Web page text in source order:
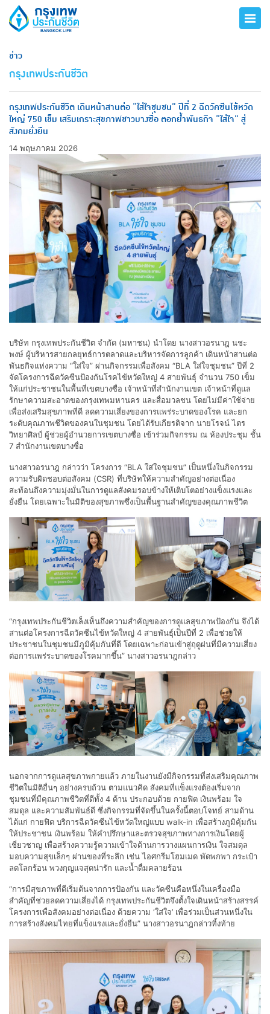
ข่าว
กรุงเทพประกันชีวิต
กรุงเทพประกันชีวิต เดินหน้าสานต่อ “ใส่ใจชุมชน” ปีที่ 2 ฉีดวัคซีนไข้หวัด
ใหญ่ 750 เข็ม เสริมเกราะสุขภาพชาวบางซื่อ ตอกย้ำพันธกิจ “ใส่ใจ” สู่
สังคมยั่งยืน
14 พฤษภาคม 2026
บริษัท กรุงเทพประกันชีวิต จำกัด (มหาชน) นำโดย นางสาวอรนาฎ นชะ
พงษ์ ผู้บริหารสายกลยุทธ์การตลาดและบริหารจัดการลูกค้า เดินหน้าสานต่อ
พันธกิจแห่งความ “ใส่ใจ” ผ่านกิจกรรมเพื่อสังคม “BLA ใส่ใจชุมชน” ปีที่ 2
จัดโครงการฉีดวัคซีนป้องกันโรคไข้หวัดใหญ่ 4 สายพันธุ์ จำนวน 750 เข็ม
ให้แก่ประชาชนในพื้นที่เขตบางซื่อ เจ้าหน้าที่สำนักงานเขต เจ้าหน้าที่ดูแล
รักษาความสะอาดของกรุงเทพมหานคร และสื่อมวลชน โดยไม่มีค่าใช้จ่าย
เพื่อส่งเสริมสุขภาพที่ดี ลดความเสี่ยงของการแพร่ระบาดของโรค และยก
ระดับคุณภาพชีวิตของคนในชุมชน โดยได้รับเกียรติจาก นายโรจน์ ไตร
วิทยาศิลป์ ผู้ช่วยผู้อำนวยการเขตบางซื่อ เข้าร่วมกิจกรรม ณ ห้องประชุม ชั้น
7 สำนักงานเขตบางซื่อ
นางสาวอรนาฎ กล่าวว่า โครงการ “BLA ใส่ใจชุมชน” เป็นหนึ่งในกิจกรรม
ความรับผิดชอบต่อสังคม (CSR) ที่บริษัทให้ความสำคัญอย่างต่อเนื่อง
สะท้อนถึงความมุ่งมั่นในการดูแลสังคมรอบข้างให้เติบโตอย่างแข็งแรงและ
ยั่งยืน โดยเฉพาะในมิติของสุขภาพซึ่งเป็นพื้นฐานสำคัญของคุณภาพชีวิต
“กรุงเทพประกันชีวิตเล็งเห็นถึงความสำคัญของการดูแลสุขภาพป้องกัน จึงได้
สานต่อโครงการฉีดวัคซีนไข้หวัดใหญ่ 4 สายพันธุ์เป็นปีที่ 2 เพื่อช่วยให้
ประชาชนในชุมชนมีภูมิคุ้มกันที่ดี โดยเฉพาะก่อนเข้าสู่ฤดูฝนที่มีความเสี่ยง
ต่อการแพร่ระบาดของโรคมากขึ้น” นางสาวอรนาฎกล่าว
นอกจากการดูแลสุขภาพกายแล้ว ภายในงานยังมีกิจกรรมที่ส่งเสริมคุณภาพ
ชีวิตในมิติอื่นๆ อย่างครบถ้วน ตามแนวคิด สังคมที่แข็งแรงต้องเริ่มจาก
ชุมชนที่มีคุณภาพชีวิตที่ดีทั้ง 4 ด้าน ประกอบด้วย กายฟิต เงินพร้อม ใจ
สมดุล และความสัมพันธ์ดี ซึ่งกิจกรรมที่จัดขึ้นในครั้งนี้ตอบโจทย์ สามด้าน
ได้แก่ กายฟิต บริการฉีดวัคซีนไข้หวัดใหญ่แบบ walk-in เพื่อสร้างภูมิคุ้มกัน
ให้ประชาชน เงินพร้อม ให้คำปรึกษาและตรวจสุขภาพทางการเงินโดยผู้
เชี่ยวชาญ เพื่อสร้างความรู้ความเข้าใจด้านการวางแผนการเงิน ใจสมดุล
มอบความสุขเล็กๆ ผ่านของที่ระลึก เช่น ไอศกรีมโฮมเมด พัดพกพา กระเป๋า
ลดโลกร้อน พวงกุญแจสุดน่ารัก และน้ำดื่มคลายร้อน
“การมีสุขภาพที่ดีเริ่มต้นจากการป้องกัน และวัคซีนคือหนึ่งในเครื่องมือ
สำคัญที่ช่วยลดความเสี่ยงได้ กรุงเทพประกันชีวิตจึงตั้งใจเดินหน้าสร้างสรรค์
โครงการเพื่อสังคมอย่างต่อเนื่อง ด้วยความ ‘ใส่ใจ’ เพื่อร่วมเป็นส่วนหนึ่งใน
การสร้างสังคมไทยที่แข็งแรงและยั่งยืน” นางสาวอรนาฎกล่าวทิ้งท้าย